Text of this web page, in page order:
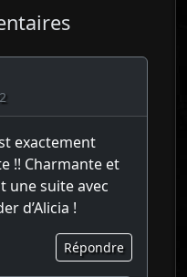
exactement
!! Charmante et
une suite avec
d’Alicia !
Répondre